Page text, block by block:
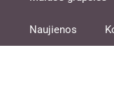
Naujienos